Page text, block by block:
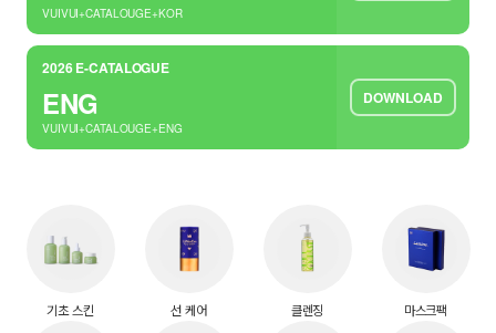
VUIVUI+CATALOUGE+KOR
2026 E-CATALOGUE
ENG
VUIVUI+CATALOUGE+ENG
DOWNLOAD
기초 스킨 선 케어 클렌징 마스크팩